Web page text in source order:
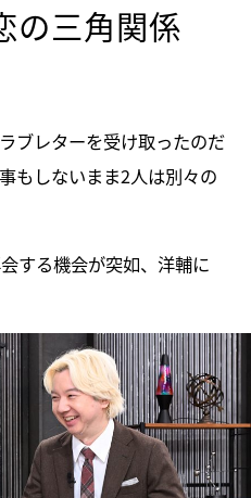
三角関係
ブレターを受け取ったのだ
もしないまま2人は別々の
する機会が突如、洋輔に